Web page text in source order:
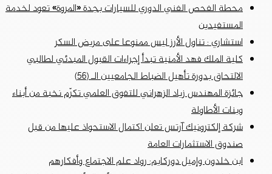
محطة الفحص الفني الدوري للسيارات بجدة «المروة» تعود لخدمة
المستفيدين
استشاري : تناول الأرز ليس ممنوعا على مريض السكر
كلية الملك فهد الأمنية تبدأ إجراءات القبول المبدئي لطالبي
الالتحاق بدورة تأهيل الضباط الجامعيين الـ (56)
جائزة المهندس زياد الزهراني للتفوق العلمي تكرّم نخبة من أبناء
وبنات الأطاولة
شركة إلكترونيك آرتس تعلن اكتمال الاستحواذ عليها من قبل
صندوق الاستثمارات العامة
ابن خلدون وإميل دوركايم: رواد علم الاجتماع وأفكارهم